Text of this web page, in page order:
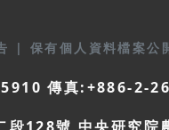
| 保有個人資料檔案公
傳真:+886-2-